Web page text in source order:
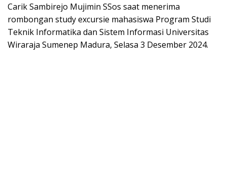
Carik Sambirejo Mujimin SSos saat menerima
rombongan study excursie mahasiswa Program Studi
Teknik Informatika dan Sistem Informasi Universitas
Wiraraja Sumenep Madura, Selasa 3 Desember 2024.